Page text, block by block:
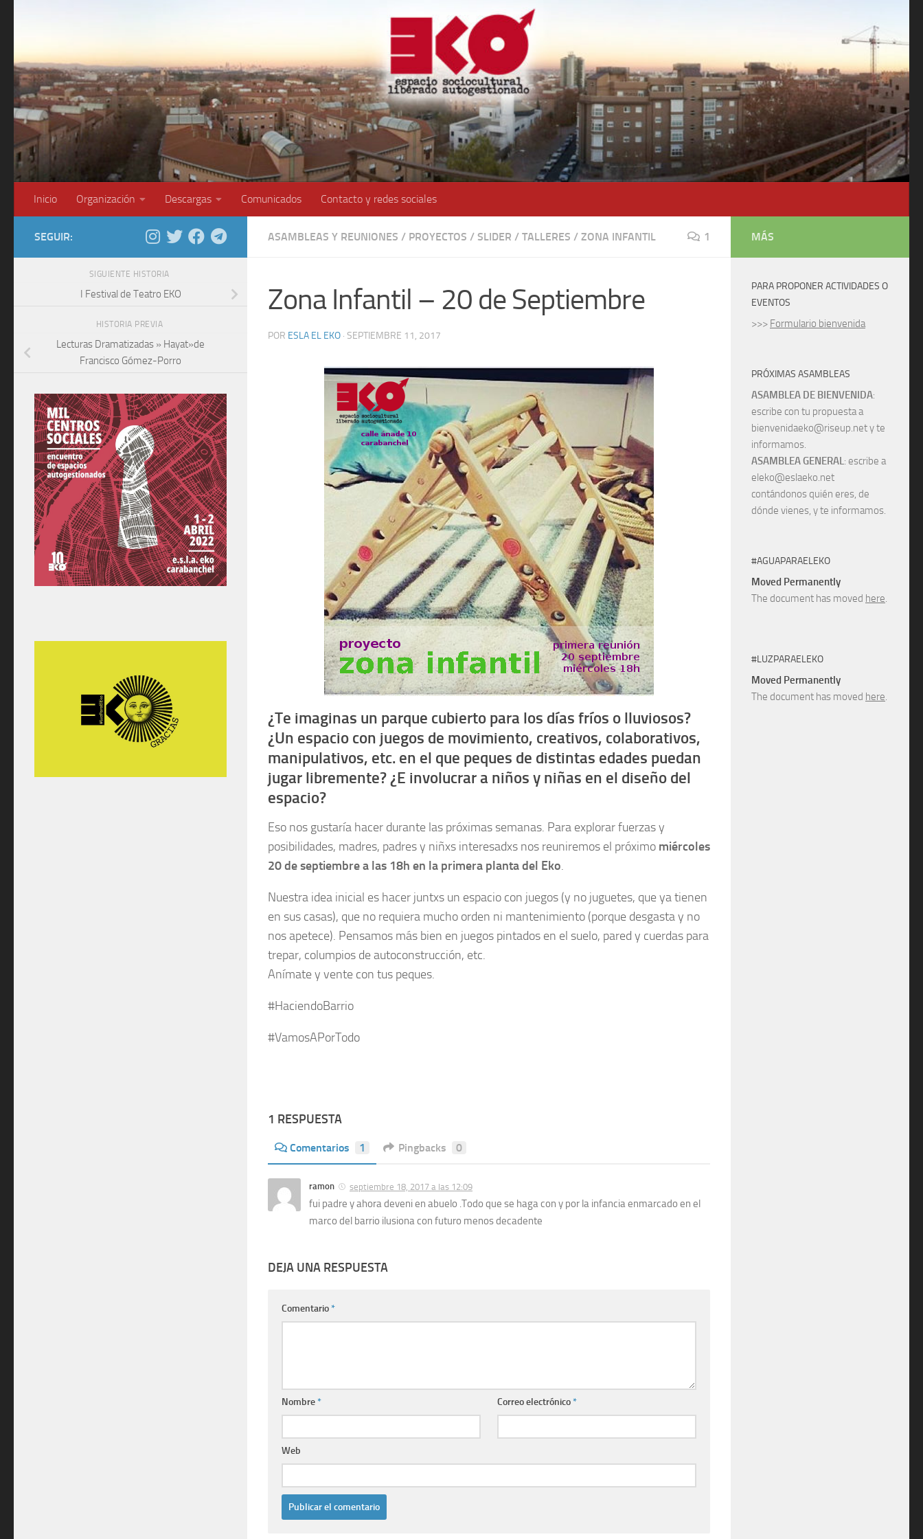
Inicio Organización Descargas Comunicados Contacto y redes sociales
ASAMBLEAS Y REUNIONES / PROYECTOS / SLIDER / TALLERES / ZONA INFANTIL 1
Zona Infantil – 20 de Septiembre
POR ESLA EL EKO · SEPTIEMBRE 11, 2017
¿Te imaginas un parque cubierto para los días fríos o lluviosos?
¿Un espacio con juegos de movimiento, creativos, colaborativos,
manipulativos, etc. en el que peques de distintas edades puedan
jugar libremente? ¿E involucrar a niños y niñas en el diseño del
espacio?
Eso nos gustaría hacer durante las próximas semanas. Para explorar fuerzas y
posibilidades, madres, padres y niñxs interesadxs nos reuniremos el próximo miércoles
20 de septiembre a las 18h en la primera planta del Eko.
Nuestra idea inicial es hacer juntxs un espacio con juegos (y no juguetes, que ya tienen
en sus casas), que no requiera mucho orden ni mantenimiento (porque desgasta y no
nos apetece). Pensamos más bien en juegos pintados en el suelo, pared y cuerdas para
trepar, columpios de autoconstrucción, etc.
Anímate y vente con tus peques.
#HaciendoBarrio
#VamosAPorTodo
1 RESPUESTA
Comentarios 1 Pingbacks 0
ramon septiembre 18, 2017 a las 12:09
fui padre y ahora deveni en abuelo .Todo que se haga con y por la infancia enmarcado en el
marco del barrio ilusiona con futuro menos decadente
DEJA UNA RESPUESTA
Comentario*
Nombre* Correo electrónico*
Web
SEGUIR:
SIGUIENTE HISTORIA
I Festival de Teatro EKO
HISTORIA PREVIA
Lecturas Dramatizadas » Hayat»de
Francisco Gómez-Porro
MÁS
PARA PROPONER ACTIVIDADES O
EVENTOS
>>> Formulario bienvenida
PRÓXIMAS ASAMBLEAS
ASAMBLEA DE BIENVENIDA:
escribe con tu propuesta a
bienvenidaeko@riseup.net y te
informamos.
ASAMBLEA GENERAL: escribe a
eleko@eslaeko.net
contándonos quién eres, de
dónde vienes, y te informamos.
#AGUAPARAELEKO
Moved Permanently
The document has moved here.
#LUZPARAELEKO
Moved Permanently
The document has moved here.